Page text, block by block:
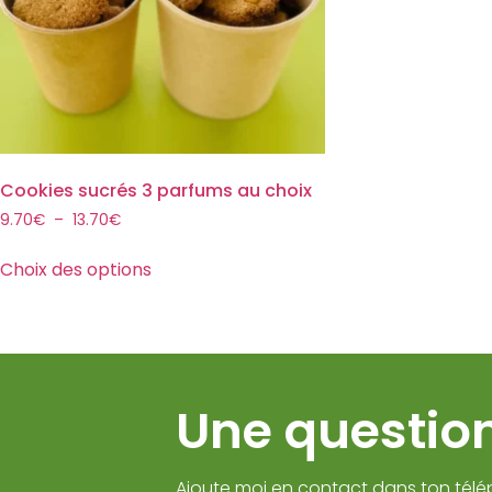
Cookies sucrés 3 parfums au choix
9.70€ – 13.70€
Choix des options
Une